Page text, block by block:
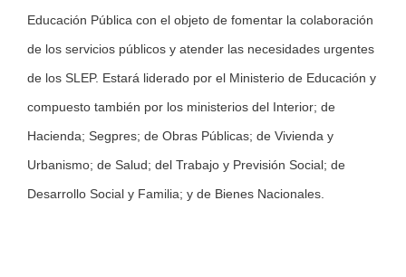
Educación Pública con el objeto de fomentar la colaboración
de los servicios públicos y atender las necesidades urgentes
de los SLEP. Estará liderado por el Ministerio de Educación y
compuesto también por los ministerios del Interior; de
Hacienda; Segpres; de Obras Públicas; de Vivienda y
Urbanismo; de Salud; del Trabajo y Previsión Social; de
Desarrollo Social y Familia; y de Bienes Nacionales.